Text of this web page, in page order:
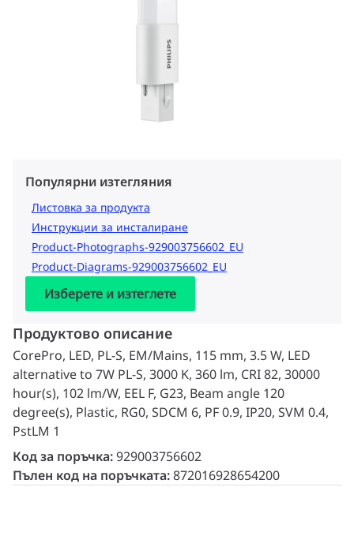
Популярни изтегляния
Листовка за продукта
Инструкции за инсталиране
Product-Photographs-929003756602_EU
Product-Diagrams-929003756602_EU
Изберете и изтеглете
Продуктово описание
CorePro, LED, PL-S, EM/Mains, 115 mm, 3.5 W, LED
alternative to 7W PL-S, 3000 K, 360 lm, CRI 82, 30000
hour(s), 102 lm/W, EEL F, G23, Beam angle 120
degree(s), Plastic, RG0, SDCM 6, PF 0.9, IP20, SVM 0.4,
PstLM 1
Код за поръчка:929003756602
Пълен код на поръчката:872016928654200